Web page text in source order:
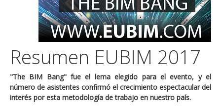
Resumen EUBIM 2017
"The BIM Bang" fue el lema elegido para el evento, y el
número de asistentes confirmó el crecimiento espectacular del
interés por esta metodología de trabajo en nuestro país.